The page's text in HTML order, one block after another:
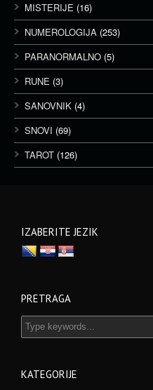
MISTERIJE (16)
NUMEROLOGIJA (253)
PARANORMALNO (5)
RUNE (3)
SANOVNIK (4)
SNOVI (69)
TAROT (126)
IZABERITE JEZIK
PRETRAGA
KATEGORIJE